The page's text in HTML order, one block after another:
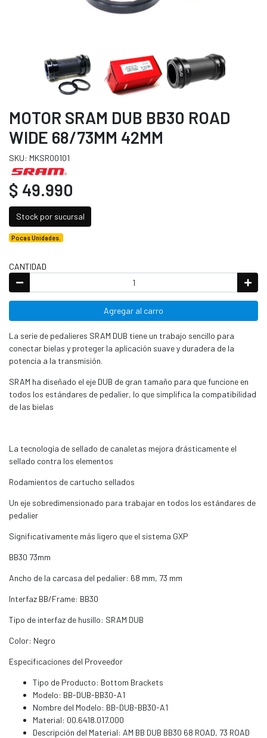
MOTOR SRAM DUB BB30 ROAD
WIDE 68/73MM 42MM
SKU: MKSR00101
$ 49.990
Stock por sucursal
Pocas Unidades.
CANTIDAD
Agregar al carro
La serie de pedalieres SRAM DUB tiene un trabajo sencillo para
conectar bielas y proteger la aplicación suave y duradera de la
potencia a la transmisión.
SRAM ha diseñado el eje DUB de gran tamaño para que funcione en
todos los estándares de pedalier, lo que simplifica la compatibilidad
de las bielas
La tecnología de sellado de canaletas mejora drásticamente el
sellado contra los elementos
Rodamientos de cartucho sellados
Un eje sobredimensionado para trabajar en todos los estándares de
pedalier
Significativamente más ligero que el sistema GXP
BB30 73mm
Ancho de la carcasa del pedalier: 68 mm, 73 mm
Interfaz BB/Frame: BB30
Tipo de interfaz de husillo: SRAM DUB
Color: Negro
Especificaciones del Proveedor
Tipo de Producto: Bottom Brackets
Modelo: BB-DUB-BB30-A1
Nombre del Modelo: BB-DUB-BB30-A1
Material: 00.6418.017.000
Descripción del Material: AM BB DUB BB30 68 ROAD, 73 ROAD